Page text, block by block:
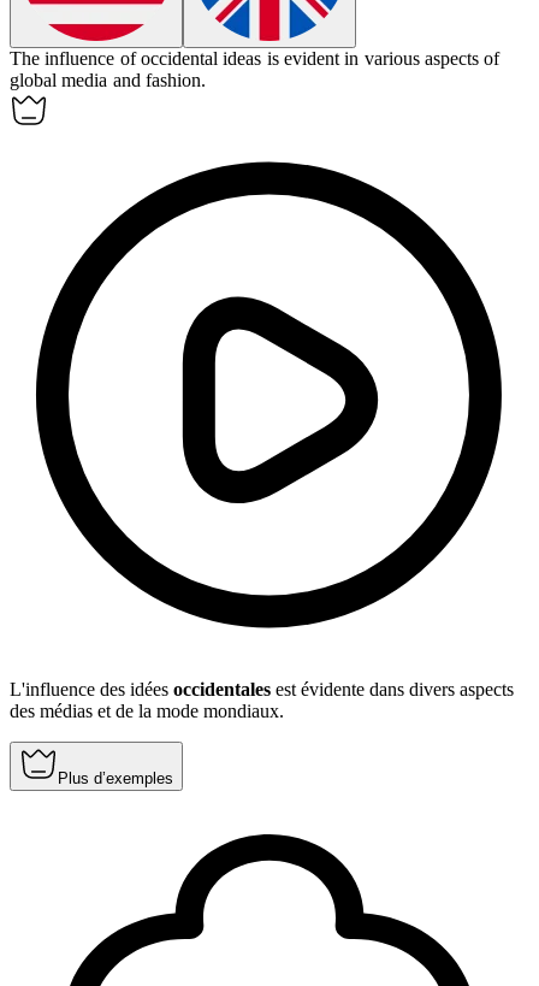
The influence ofoccidental ideas is evident in various aspects of
global media and fashion.
L'influence des idées occidentales est évidente dans divers aspects
des médias et de la mode mondiaux.
Plus d’exemples